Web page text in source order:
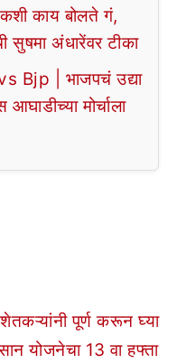
काय बोलते गं,
सुषमा अंधारेंवर टीका
Bjp | भाजपचं उद्या
मोर्चाला
पूर्ण करून घ्या
योजनेचा 13 वा हफ्ता